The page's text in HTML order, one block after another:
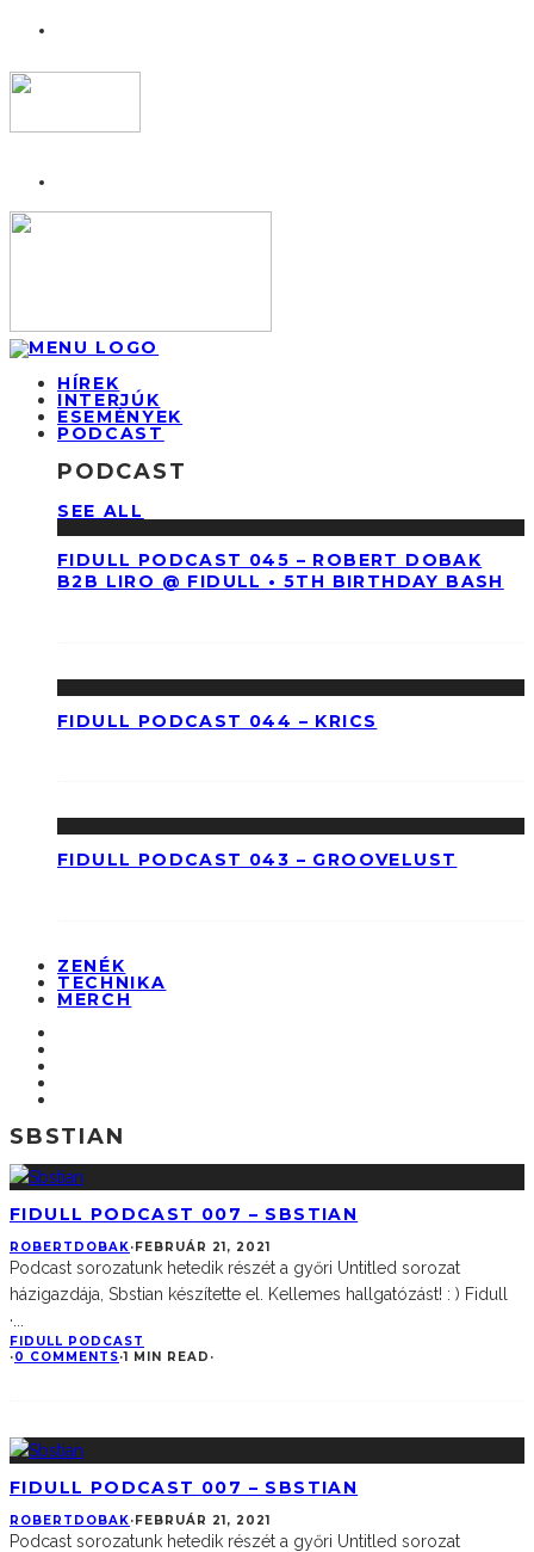
HÍREK
INTERJÚK
ESEMÉNYEK
PODCAST
PODCAST
SEE ALL
FIDULL PODCAST 045 – ROBERT DOBAK
B2B LIRO @ FIDULL • 5TH BIRTHDAY BASH
FIDULL PODCAST 044 – KRICS
FIDULL PODCAST 043 – GROOVELUST
ZENÉK
TECHNIKA
MERCH
SBSTIAN
FIDULL PODCAST 007 – SBSTIAN
ROBERTDOBAK·FEBRUÁR 21, 2021
Podcast sorozatunk hetedik részét a győri Untitled sorozat
házigazdája, Sbstian készítette el. Kellemes hallgatózást! : ) Fidull
·
FIDULL PODCAST
·0 COMMENTS·1 MIN READ ·
FIDULL PODCAST 007 – SBSTIAN
ROBERTDOBAK·FEBRUÁR 21, 2021
Podcast sorozatunk hetedik részét a győri Untitled sorozat